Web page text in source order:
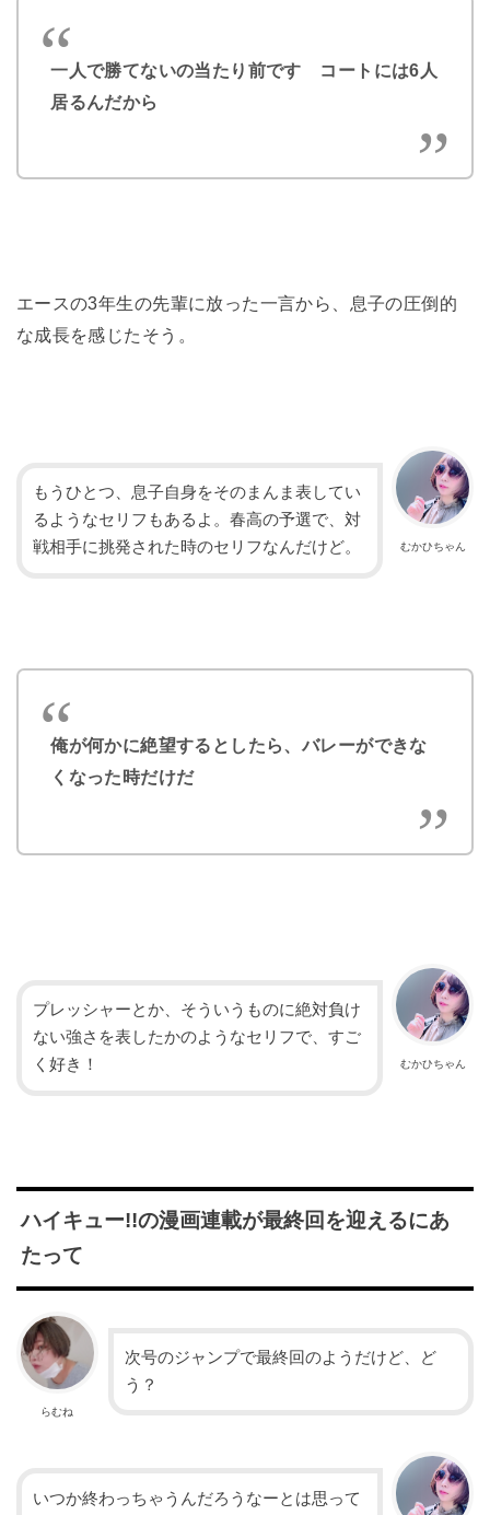
一人で勝てないの当たり前です コートには6人
居るんだから
エースの3年生の先輩に放った一言から、息子の圧倒的
な成長を感じたそう。
むかひちゃん
もうひとつ、息子自身をそのまんま表してい
るようなセリフもあるよ。春高の予選で、対
戦相手に挑発された時のセリフなんだけど。
俺が何かに絶望するとしたら、バレーができな
くなった時だけだ
むかひちゃん
プレッシャーとか、そういうものに絶対負け
ない強さを表したかのようなセリフで、すご
く好き！
ハイキュー!!の漫画連載が最終回を迎えるにあ
たって
らむね
次号のジャンプで最終回のようだけど、ど
う？
いつか終わっちゃうんだろうなーとは思って